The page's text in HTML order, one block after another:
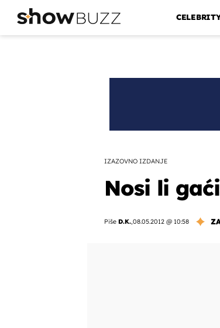
IZAZOVNO IZDANJE
Nosi li
Piše D.K.,08.05.2012 @ 10:58